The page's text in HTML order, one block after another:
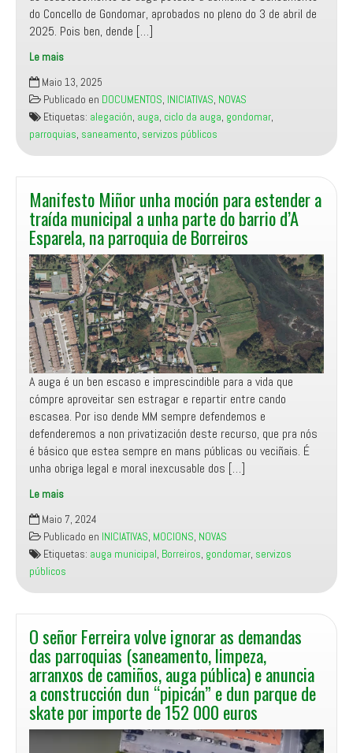
do Concello de Gondomar, aprobados no pleno do 3 de abril de
2025. Pois ben, dende […]
Le mais
Manifesto
Miñor
presenta
alegacións
aos
proxectos
de
saneamento
e
abastecemento
de
auga
para
garantir
a
súa
execución
Maio 13, 2025
Publicado en DOCUMENTOS, INICIATIVAS, NOVAS
Etiquetas: alegación, auga, ciclo da auga, gondomar,
parroquias, saneamento, servizos públicos
Manifesto Miñor unha moción para estender a
traída municipal a unha parte do barrio d’A
Esparela, na parroquia de Borreiros
A auga é un ben escaso e imprescindible para a vida que
cómpre aproveitar sen estragar e repartir entre cando
escasea. Por iso dende MM sempre defendemos e
defenderemos a non privatización deste recurso, que pra nós
é básico que estea sempre en mans públicas ou veciñais. É
unha obriga legal e moral inexcusable dos […]
Le mais
Manifesto
Miñor
unha
moción
para
estender
a
traída
municipal
a
unha
parte
do
barrio
Maio 7, 2024
Publicado en INICIATIVAS, MOCIONS, NOVAS
Etiquetas: auga municipal, Borreiros, gondomar, servizos
públicos
O señor Ferreira volve ignorar as demandas
das parroquias (saneamento, limpeza,
arranxos de camiños, auga pública) e anuncia
a construcción dun “pipicán” e dun parque de
skate por importe de 152 000 euros